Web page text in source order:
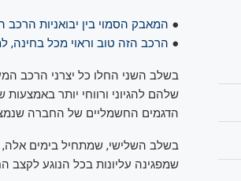
● המאבק הסמוי בין יבואניות הרכב
● הרכב הזה טוב וראוי מכל בחינה,
בשלב השני החלו כל יצרני הרכב
שלהם להגיוני ורווחי יותר באמצעות
הדגמים החשמליים של החברה
בשלב השלישי, שמתחיל בימים
שמפגינה עליונות בכל הנוגע לקצב